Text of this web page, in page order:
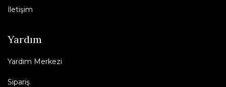
İletişim
Yardım
Yardım Merkezi
Sipariş